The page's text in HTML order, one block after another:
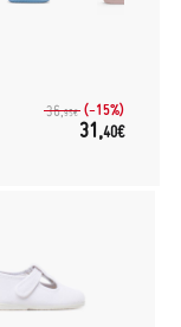
36,95€ (-15%)
31,40€